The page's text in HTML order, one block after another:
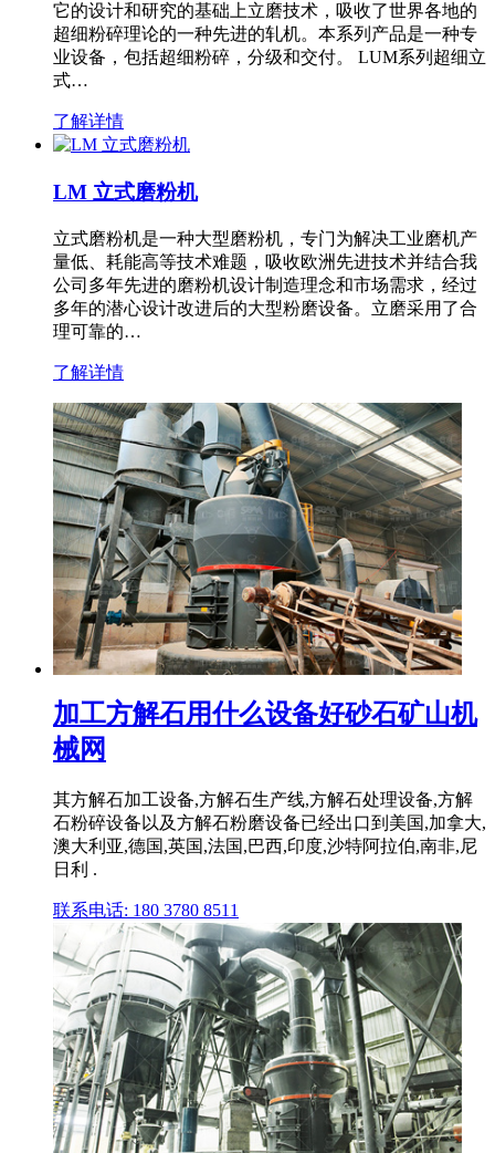
它的设计和研究的基础上立磨技术，吸收了世界各地的
超细粉碎理论的一种先进的轧机。本系列产品是一种专
业设备，包括超细粉碎，分级和交付。 LUM系列超细立
式…
了解详情
LM 立式磨粉机
立式磨粉机是一种大型磨粉机，专门为解决工业磨机产
量低、耗能高等技术难题，吸收欧洲先进技术并结合我
公司多年先进的磨粉机设计制造理念和市场需求，经过
多年的潜心设计改进后的大型粉磨设备。立磨采用了合
理可靠的…
了解详情
加工方解石用什么设备好砂石矿山机
械网
其方解石加工设备,方解石生产线,方解石处理设备,方解
石粉碎设备以及方解石粉磨设备已经出口到美国,加拿大,
澳大利亚,德国,英国,法国,巴西,印度,沙特阿拉伯,南非,尼
日利 .
联系电话: 180 3780 8511